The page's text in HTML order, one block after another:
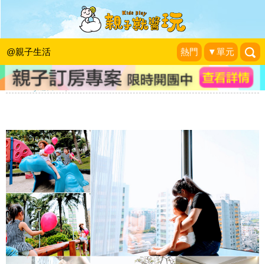
@親子生活 熱門 ▼單元
網紅IG打卡熱點，百萬夜景盡在眼底！
台中高品質五星級飯店好評再一團，裕
元花園最低$3,297起(已截團)
KidsPlay編輯室|2020-11-05